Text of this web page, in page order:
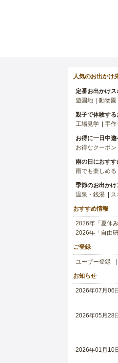
人気のお出かけ
定番お出かけス
遊園地
動物園
親子で体験する
工場見学
手作
お得に一日中
お得なクーポン
雨の日におす
雨でも楽しめる
季節のお出かけ
温泉・銭湯
ス
おすすめ情報
2026年「夏休
2026年「自由
ご登録
ユーザー登録
お知らせ
2026年07月06
2026年05月28
2026年01月10